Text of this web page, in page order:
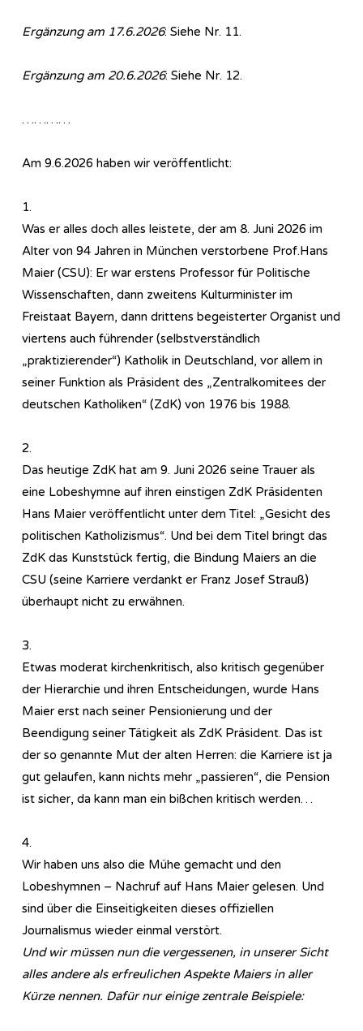
Ergänzung am 17.6.2026: Siehe Nr. 11.
Ergänzung am 20.6.2026: Siehe Nr. 12.
…………
Am 9.6.2026 haben wir veröffentlicht:
1.
Was er alles doch alles leistete, der am 8. Juni 2026 im
Alter von 94 Jahren in München verstorbene Prof.Hans
Maier (CSU): Er war erstens Professor für Politische
Wissenschaften, dann zweitens Kulturminister im
Freistaat Bayern, dann drittens begeisterter Organist und
viertens auch führender (selbstverständlich
„praktizierender“) Katholik in Deutschland, vor allem in
seiner Funktion als Präsident des „Zentralkomitees der
deutschen Katholiken“ (ZdK) von 1976 bis 1988.
2.
Das heutige ZdK hat am 9. Juni 2026 seine Trauer als
eine Lobeshymne auf ihren einstigen ZdK Präsidenten
Hans Maier veröffentlicht unter dem Titel: „Gesicht des
politischen Katholizismus“. Und bei dem Titel bringt das
ZdK das Kunststück fertig, die Bindung Maiers an die
CSU (seine Karriere verdankt er Franz Josef Strauß)
überhaupt nicht zu erwähnen.
3.
Etwas moderat kirchenkritisch, also kritisch gegenüber
der Hierarchie und ihren Entscheidungen, wurde Hans
Maier erst nach seiner Pensionierung und der
Beendigung seiner Tätigkeit als ZdK Präsident. Das ist
der so genannte Mut der alten Herren: die Karriere ist ja
gut gelaufen, kann nichts mehr „passieren“, die Pension
ist sicher, da kann man ein bißchen kritisch werden…
4.
Wir haben uns also die Mühe gemacht und den
Lobeshymnen – Nachruf auf Hans Maier gelesen. Und
sind über die Einseitigkeiten dieses offiziellen
Journalismus wieder einmal verstört.
Und wir müssen nun die vergessenen, in unserer Sicht
alles andere als erfreulichen Aspekte Maiers in aller
Kürze nennen. Dafür nur einige zentrale Beispiele: